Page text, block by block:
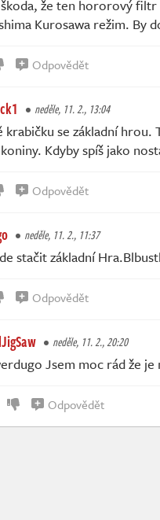
že ten hororový
Kurosawa režim. By
Odpovědět
neděle, 11. 2., 13:04
krabičku se základní
Kdyby spíš jako
Odpovědět
neděle, 11. 2., 11:37
stačit základní
Odpovědět
neděle, 11. 2., 20:20
Jsem moc rád že je
Odpovědět